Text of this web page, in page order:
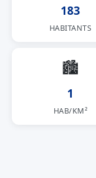
183
HABITANTS
🏙
1
HAB/KM²